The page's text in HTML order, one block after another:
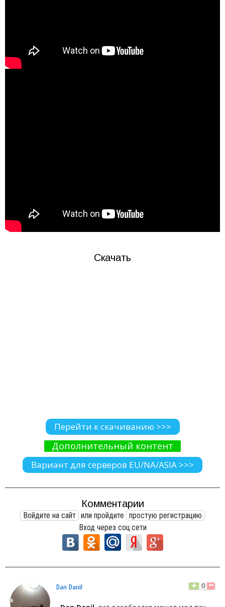
Скачать
Перейти к скачиванию >>>
Дополнительный контент
Вариант для серверов EU/NA/ASIA >>>
Комментарии
Войдите на сайт или пройдите простую регистрацию
Вход через соц.сети
Dan Danil 0